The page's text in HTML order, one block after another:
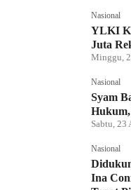
Nasional
YLKI
Juta
Minggu,
Nasional
Syam
Sabtu, 23
Nasional
Ina